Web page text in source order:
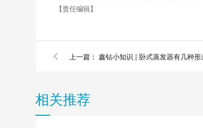
【责任编辑】
上一篇：
相关推荐